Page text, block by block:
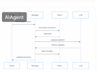
AIAgent